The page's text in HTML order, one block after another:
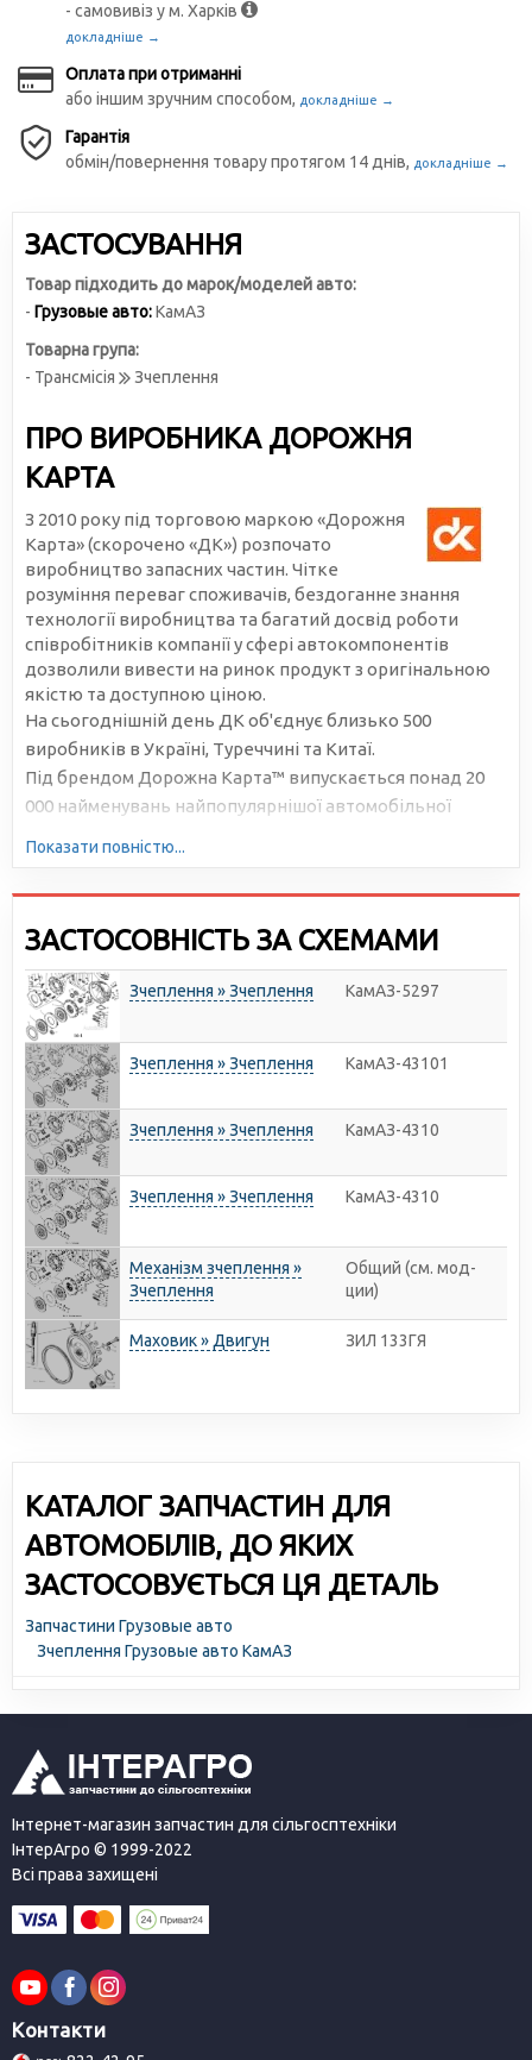
- самовивіз у м. Харків
докладніше →
Оплата при отриманні
або іншим зручним способом, докладніше →
Гарантія
обмін/повернення товару протягом 14 днів, докладніше →
ЗАСТОСУВАННЯ
Товар підходить до марок/моделей авто:
- Грузовые авто:КамАЗ
Товарна група:
- Трансмісія
Зчеплення
ПРО ВИРОБНИКА ДОРОЖНЯ
КАРТА
З 2010 року під торговою маркою «Дорожня
Карта» (скорочено «ДК») розпочато
виробництво запасних частин. Чітке
розуміння переваг споживачів, бездоганне знання
технології виробництва та багатий досвід роботи
співробітників компанії у сфері автокомпонентів
дозволили вивести на ринок продукт з оригінальною
якістю та доступною ціною.
На сьогоднішній день ДК об'єднує близько 500
виробників в Україні, Туреччині та Китаї.
Під брендом Дорожна Карта™ випускається понад 20
000 найменувань найпопулярнішої автомобільної
знижувати собівартість та робити ціни доступними для
Показати повністю...
ЗАСТОСОВНІСТЬ ЗА СХЕМАМИ
Зчеплення » Зчеплення КамАЗ-5297
Зчеплення » Зчеплення КамАЗ-43101
Зчеплення » Зчеплення КамАЗ-4310
Зчеплення » Зчеплення КамАЗ-4310
Механізм зчеплення »
Зчеплення
Общий (см. мод-
ции)
Маховик » Двигун ЗИЛ 133ГЯ
КАТАЛОГ ЗАПЧАСТИН ДЛЯ
АВТОМОБІЛІВ, ДО ЯКИХ
ЗАСТОСОВУЄТЬСЯ ЦЯ ДЕТАЛЬ
Запчастини Грузовые авто
Зчеплення Грузовые авто КамАЗ
Інтернет-магазин запчастин для сільгосптехніки
ІнтерАгро © 1999-2022
Всі права захищені
Контакти